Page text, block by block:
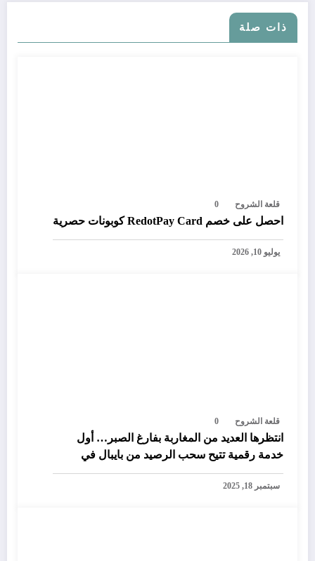
ذات صلة
قلعة الشروح 0
احصل على خصم RedotPay Card كوبونات حصرية
يوليو 10, 2026
قلعة الشروح 0
انتظرها العديد من المغاربة بفارغ الصبر… أول
خدمة رقمية تتيح سحب الرصيد من بايبال في
المغرب
سبتمبر 18, 2025